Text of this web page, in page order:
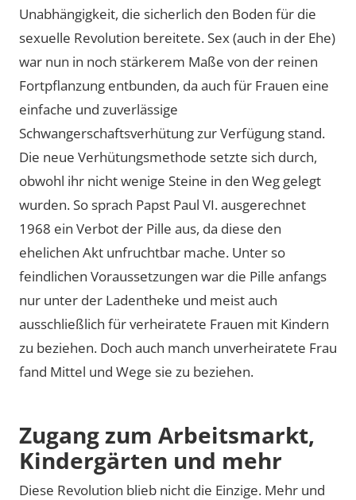
Unabhängigkeit, die sicherlich den Boden für die
sexuelle Revolution bereitete. Sex (auch in der Ehe)
war nun in noch stärkerem Maße von der reinen
Fortpflanzung entbunden, da auch für Frauen eine
einfache und zuverlässige
Schwangerschaftsverhütung zur Verfügung stand.
Die neue Verhütungsmethode setzte sich durch,
obwohl ihr nicht wenige Steine in den Weg gelegt
wurden. So sprach Papst Paul VI. ausgerechnet
1968 ein Verbot der Pille aus, da diese den
ehelichen Akt unfruchtbar mache. Unter so
feindlichen Voraussetzungen war die Pille anfangs
nur unter der Ladentheke und meist auch
ausschließlich für verheiratete Frauen mit Kindern
zu beziehen. Doch auch manch unverheiratete Frau
fand Mittel und Wege sie zu beziehen.
Zugang zum Arbeitsmarkt,
Kindergärten und mehr
Diese Revolution blieb nicht die Einzige. Mehr und